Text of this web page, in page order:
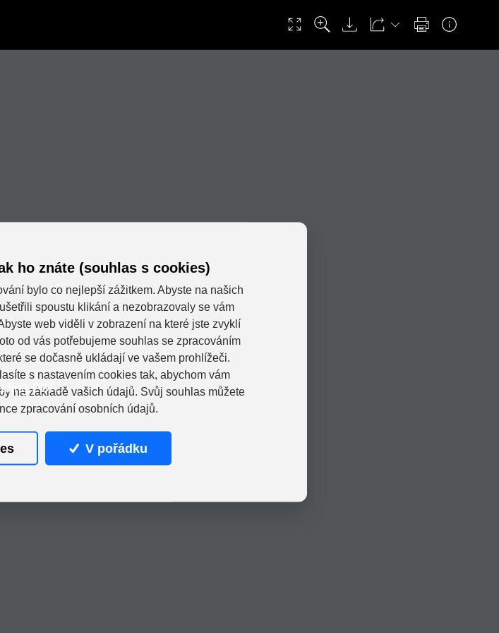
PDF...
ho znáte (souhlas s cookies)
bylo co nejlepší zážitkem. Abyste na našich
spoustu klikání a nezobrazovaly se vám
web viděli v zobrazení na které jste zvyklí
od vás potřebujeme souhlas se zpracováním
se dočasně ukládají ve vašem prohlížeči.
s nastavením cookies tak, abychom vám
na základě vašich údajů. Svůj souhlas můžete
zpracování osobních údajů.
V pořádku